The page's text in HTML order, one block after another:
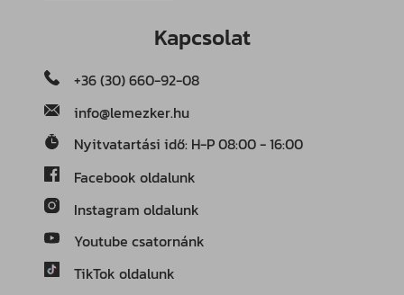
Kapcsolat
+36 (30) 660-92-08
info@lemezker.hu
Nyitvatartási idő: H-P 08:00 - 16:00
Facebook oldalunk
Instagram oldalunk
Youtube csatornánk
TikTok oldalunk